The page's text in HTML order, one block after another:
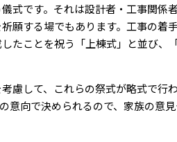
式です。それは設計者・工事関係
願する場でもあります。工事の着
たことを祝う「上棟式」と並び、
慮して、これらの祭式が略式で行
意向で決められるので、家族の意